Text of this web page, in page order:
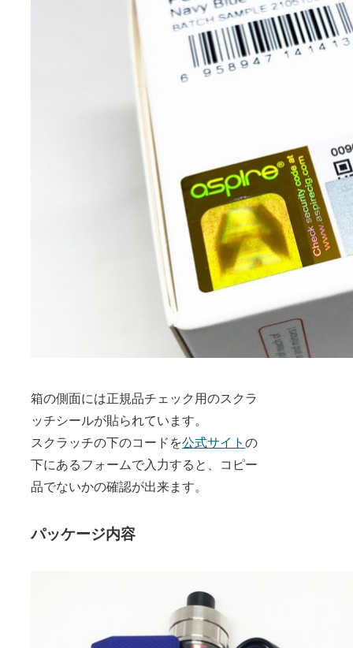
箱の側面には正規品チェック用のスクラ
ッチシールが貼られています。
スクラッチの下のコードを公式サイトの
下にあるフォームで入力すると、コピー
品でないかの確認が出来ます。
パッケージ内容